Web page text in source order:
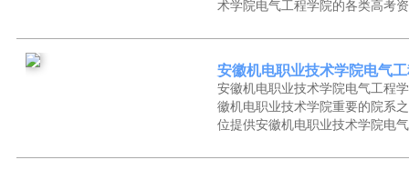
术学院电气工程学院的各类高考
安徽机电职业技术学院电气
安徽机电职业技术学院电气工程
徽机电职业技术学院重要的院系
位提供安徽机电职业技术学院电